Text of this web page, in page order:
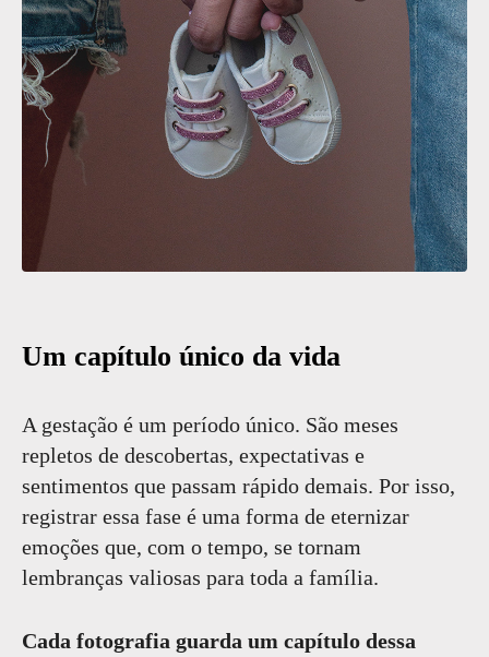
Um capítulo único da vida
A gestação é um período único. São meses
repletos de descobertas, expectativas e
sentimentos que passam rápido demais. Por isso,
registrar essa fase é uma forma de eternizar
emoções que, com o tempo, se tornam
lembranças valiosas para toda a família.
Cada fotografia guarda um capítulo dessa